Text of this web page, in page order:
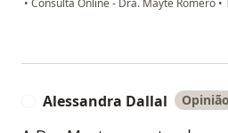
Alessandra Dallal